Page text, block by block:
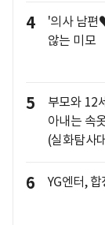
4
'의사 남편
않는 미모
5
부모와 12
아내는 속
(실화탐사
6 YG엔터,